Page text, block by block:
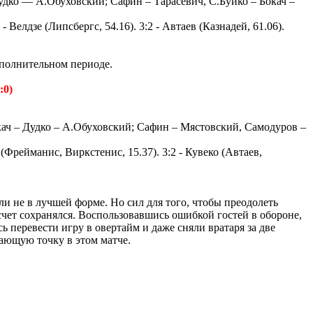
(Липсбергс, 54.16). 3:2 - Автаев (Казнадей, 61.06).
периоде.
– Дудко – А.Обуховский; Сафин – Мястовский, Самодуров –
Виркстенис, 15.37). 3:2 - Кувеко (Автаев,
не в лучшей форме. Но сил для того, чтобы преодолеть
сохранялся. Воспользовавшись ошибкой гостей в обороне,
игру в овертайм и даже сняли вратаря за две
точку в этом матче.